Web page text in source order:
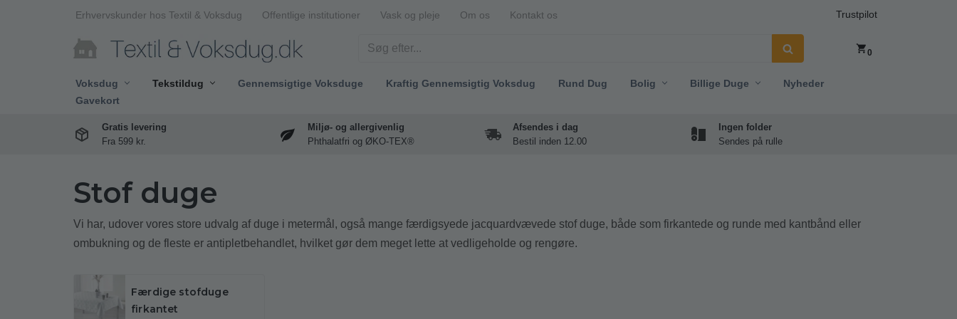
Erhvervskunder hos Textil & Voksdug Offentlige institutioner Vask og pleje Om os Kontakt os Trustpilot
0
Voksdug Tekstildug Gennemsigtige Voksduge Kraftig Gennemsigtig Voksdug Rund Dug Bolig Billige Duge
Nyheder
Gavekort
Gratis levering
Fra 599 kr.
Miljø- og allergivenlig
Phthalatfri og ØKO-TEX®
Afsendes i dag
Bestil inden 12.00
Ingen folder
Sendes på rulle
Stof duge
Vi har, udover vores store udvalg af duge i metermål, også mange færdigsyede jacquardvævede stof duge, både som firkantede og runde med kantbånd eller
ombukning og de fleste er antipletbehandlet, hvilket gør dem meget lette at vedligeholde og rengøre.
Færdige stofduge
firkantet